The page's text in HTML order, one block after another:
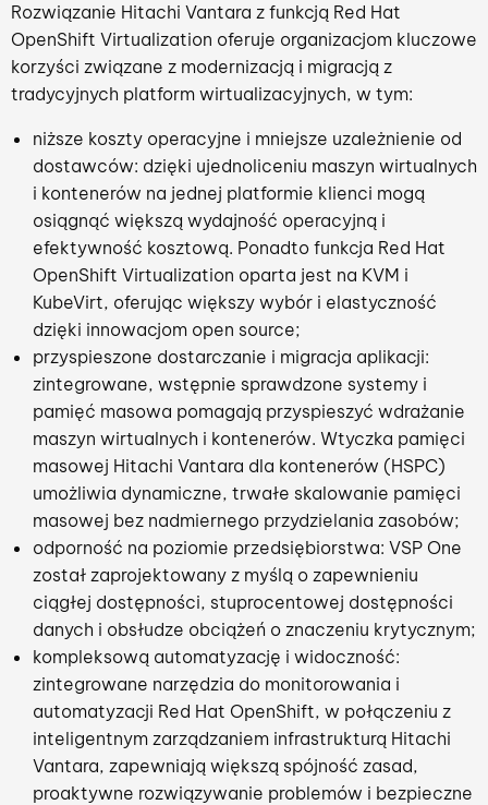
Rozwiązanie Hitachi Vantara z funkcją Red Hat
OpenShift Virtualization oferuje organizacjom kluczowe
korzyści związane z modernizacją i migracją z
tradycyjnych platform wirtualizacyjnych, w tym:
niższe koszty operacyjne i mniejsze uzależnienie od
dostawców: dzięki ujednoliceniu maszyn wirtualnych
i kontenerów na jednej platformie klienci mogą
osiągnąć większą wydajność operacyjną i
efektywność kosztową. Ponadto funkcja Red Hat
OpenShift Virtualization oparta jest na KVM i
KubeVirt, oferując większy wybór i elastyczność
dzięki innowacjom open source;
przyspieszone dostarczanie i migracja aplikacji:
zintegrowane, wstępnie sprawdzone systemy i
pamięć masowa pomagają przyspieszyć wdrażanie
maszyn wirtualnych i kontenerów. Wtyczka pamięci
masowej Hitachi Vantara dla kontenerów (HSPC)
umożliwia dynamiczne, trwałe skalowanie pamięci
masowej bez nadmiernego przydzielania zasobów;
odporność na poziomie przedsiębiorstwa: VSP One
został zaprojektowany z myślą o zapewnieniu
ciągłej dostępności, stuprocentowej dostępności
danych i obsłudze obciążeń o znaczeniu krytycznym;
kompleksową automatyzację i widoczność:
zintegrowane narzędzia do monitorowania i
automatyzacji Red Hat OpenShift, w połączeniu z
inteligentnym zarządzaniem infrastrukturą Hitachi
Vantara, zapewniają większą spójność zasad,
proaktywne rozwiązywanie problemów i bezpieczne